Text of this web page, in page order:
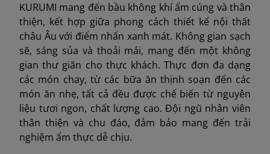
KURUMI mang đến bầu không khí ấm cúng và thân
thiện, kết hợp giữa phong cách thiết kế nội thất
châu Âu với điểm nhấn xanh mát. Không gian sạch
sẽ, sáng sủa và thoải mái, mang đến một không
gian thư giãn cho thực khách. Thực đơn đa dạng
các món chay, từ các bữa ăn thịnh soạn đến các
món ăn nhẹ, tất cả đều được chế biến từ nguyên
liệu tươi ngon, chất lượng cao. Đội ngũ nhân viên
thân thiện và chu đáo, đảm bảo mang đến trải
nghiệm ẩm thực dễ chịu.